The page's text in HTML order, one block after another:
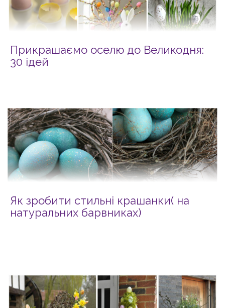
Прикрашаємо оселю до Великодня:
30 ідей
Як зробити стильні крашанки( на
натуральних барвниках)